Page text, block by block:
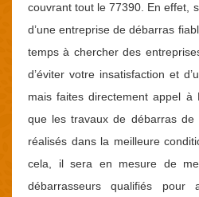
couvrant tout le 77390. En effet,
d’une entreprise de débarras
temps à chercher des
d’éviter votre insatisfaction et
mais faites directement appel à
que les travaux de débarras de
réalisés dans la meilleure
cela, il sera en mesure de
débarrasseurs qualifiés